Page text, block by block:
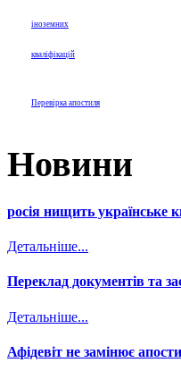
іноземних
кваліфікацій
Перевірка апостиля
Новини
росія нищить українське
Детальніше...
Переклад документів та
Детальніше...
Афідевіт не замінює